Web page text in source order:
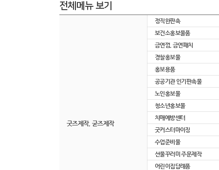
전체메뉴 보기
굿즈제작, 굳즈제작
정직한판촉
보건소홍보물품
금연껌, 금연패치
경찰홍보물
홍보용품
공공기관 인기판촉물
노인홍보물
청소년홍보물
치매예방센터
굿커스터마이징
수업준비물
선물꾸러미 주문제작
어린이집답례품